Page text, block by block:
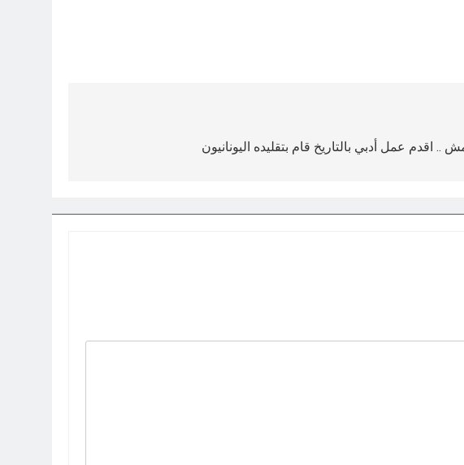
.. اقدم عمل أدبي بالتاريخ قام بتقليده اليونانيون